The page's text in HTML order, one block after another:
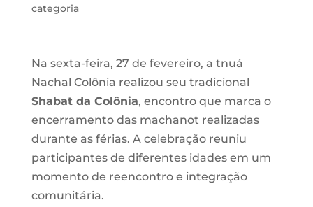
categoria
Na sexta-feira, 27 de fevereiro, a tnuá
Nachal Colônia realizou seu tradicional
Shabat da Colônia, encontro que marca o
encerramento das machanot realizadas
durante as férias. A celebração reuniu
participantes de diferentes idades em um
momento de reencontro e integração
comunitária.